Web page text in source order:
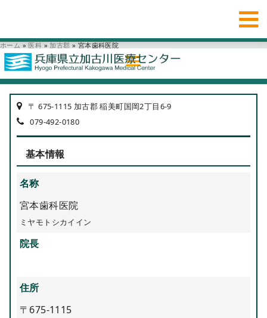
ホーム » 医科 » 加古郡 » 宮本歯科医院
〒 675-1115 加古郡 稲美町国岡2丁目6-9
079-492-0180
基本情報
名称
宮本歯科医院
ミヤモトシカイイン
院長
住所
〒675-1115